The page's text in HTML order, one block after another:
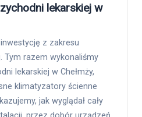
lekarskiej w
z zakresu
Tym razem wykonaliśmy
lekarskiej w Chełmży,
klimatyzatory ścienne
jak wyglądał cały